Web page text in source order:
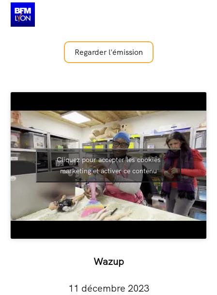
Regarder l'émission
Cliquez pour accepter les cookies
marketing et activer ce contenu
Wazup
11 décembre 2023